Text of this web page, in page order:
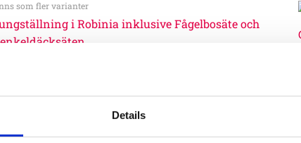
Details
som fler varianter
i Robinia inklusive Fågelbosäte och
88
000:-